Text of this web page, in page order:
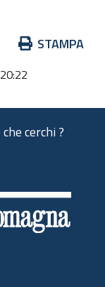
STAMPA
cerchi ?